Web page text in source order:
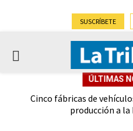
SUSCRÍBETE
PRIMARY
ÚLTIMAS
Cinco fábricas de
producción a la